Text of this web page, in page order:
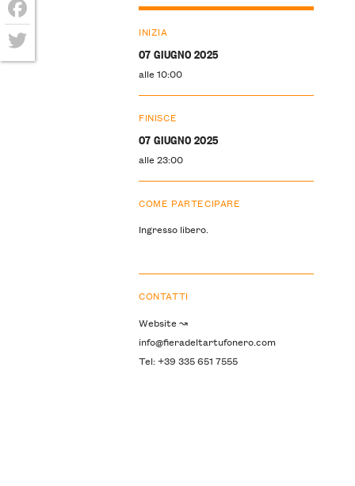
INIZIA
07 GIUGNO 2025
alle 10:00
FINISCE
07 GIUGNO 2025
alle 23:00
COME PARTECIPARE
Ingresso libero.
CONTATTI
Website ↝
info@fieradeltartufonero.com
Tel: +39 335 651 7555
Facebook
Twitter